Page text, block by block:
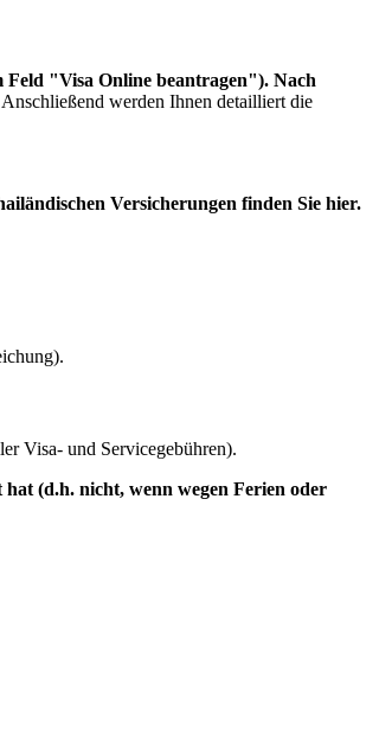
Feld "Visa Online beantragen"). Nach
Anschließend werden Ihnen detailliert die
Versicherungen finden Sie hier.
Visa- und Servicegebühren).
hat (d.h. nicht, wenn wegen Ferien oder